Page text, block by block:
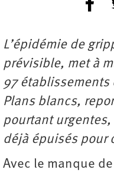
L’épidémie de
prévisible, met à
97
Plans blancs,
pourtant
déjà épuisés pour
Avec le manque